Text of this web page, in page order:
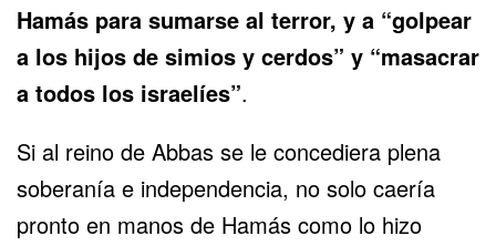
Hamás para sumarse al terror, y a “golpear
a los hijos de simios y cerdos” y “masacrar
a todos los israelíes”.
Si al reino de Abbas se le concediera plena
soberanía e independencia, no solo caería
pronto en manos de Hamás como lo hizo